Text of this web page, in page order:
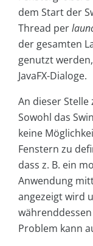
dem Start der
Thread per
der gesamten
genutzt
JavaFX-Dialoge.
An dieser
Sowohl das
keine
Fenstern zu
dass z. B. ein
Anwendung
angezeigt wird
Problem kann